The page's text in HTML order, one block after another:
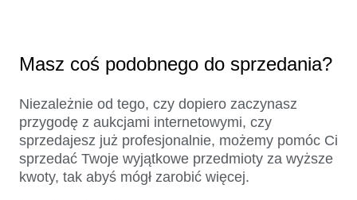
Masz coś podobnego do sprzedania?
Niezależnie od tego, czy dopiero zaczynasz
przygodę z aukcjami internetowymi, czy
sprzedajesz już profesjonalnie, możemy pomóc Ci
sprzedać Twoje wyjątkowe przedmioty za wyższe
kwoty, tak abyś mógł zarobić więcej.